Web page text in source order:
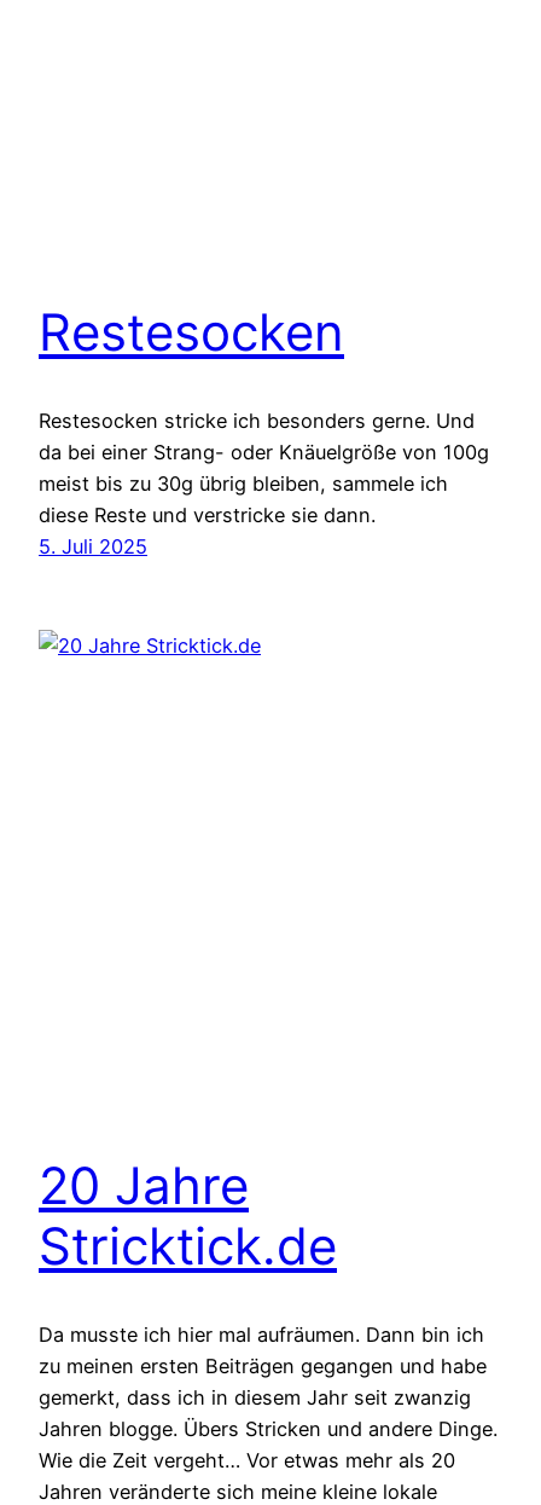
Restesocken
Restesocken stricke ich besonders gerne. Und
da bei einer Strang- oder Knäuelgröße von 100g
meist bis zu 30g übrig bleiben, sammele ich
diese Reste und verstricke sie dann.
5. Juli 2025
20 Jahre
Stricktick.de
Da musste ich hier mal aufräumen. Dann bin ich
zu meinen ersten Beiträgen gegangen und habe
gemerkt, dass ich in diesem Jahr seit zwanzig
Jahren blogge. Übers Stricken und andere Dinge.
Wie die Zeit vergeht… Vor etwas mehr als 20
Jahren veränderte sich meine kleine lokale